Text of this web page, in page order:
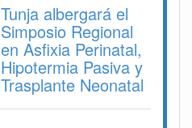
Tunja albergará el
Simposio Regional
en Asfixia Perinatal,
Hipotermia Pasiva y
Trasplante Neonatal